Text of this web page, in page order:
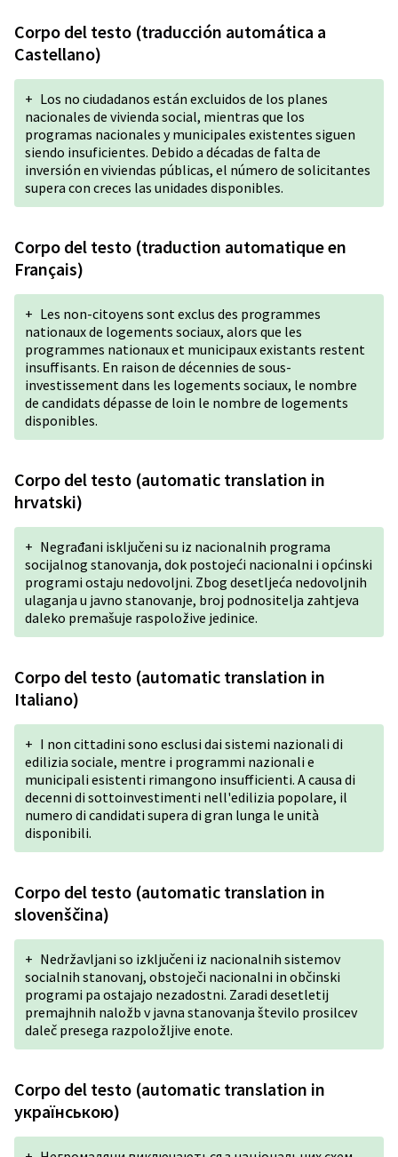
Corpo del testo (traducción automática a
Castellano)
+ Los no ciudadanos están excluidos de los planes
nacionales de vivienda social, mientras que los
programas nacionales y municipales existentes siguen
siendo insuficientes. Debido a décadas de falta de
inversión en viviendas públicas, el número de solicitantes
supera con creces las unidades disponibles.
Corpo del testo (traduction automatique en
Français)
+ Les non-citoyens sont exclus des programmes
nationaux de logements sociaux, alors que les
programmes nationaux et municipaux existants restent
insuffisants. En raison de décennies de sous-
investissement dans les logements sociaux, le nombre
de candidats dépasse de loin le nombre de logements
disponibles.
Corpo del testo (automatic translation in
hrvatski)
+ Negrađani isključeni su iz nacionalnih programa
socijalnog stanovanja, dok postojeći nacionalni i općinski
programi ostaju nedovoljni. Zbog desetljeća nedovoljnih
ulaganja u javno stanovanje, broj podnositelja zahtjeva
daleko premašuje raspoložive jedinice.
Corpo del testo (automatic translation in
Italiano)
+ I non cittadini sono esclusi dai sistemi nazionali di
edilizia sociale, mentre i programmi nazionali e
municipali esistenti rimangono insufficienti. A causa di
decenni di sottoinvestimenti nell'edilizia popolare, il
numero di candidati supera di gran lunga le unità
disponibili.
Corpo del testo (automatic translation in
slovenščina)
+ Nedržavljani so izključeni iz nacionalnih sistemov
socialnih stanovanj, obstoječi nacionalni in občinski
programi pa ostajajo nezadostni. Zaradi desetletij
premajhnih naložb v javna stanovanja število prosilcev
daleč presega razpoložljive enote.
Corpo del testo (automatic translation in
українською)